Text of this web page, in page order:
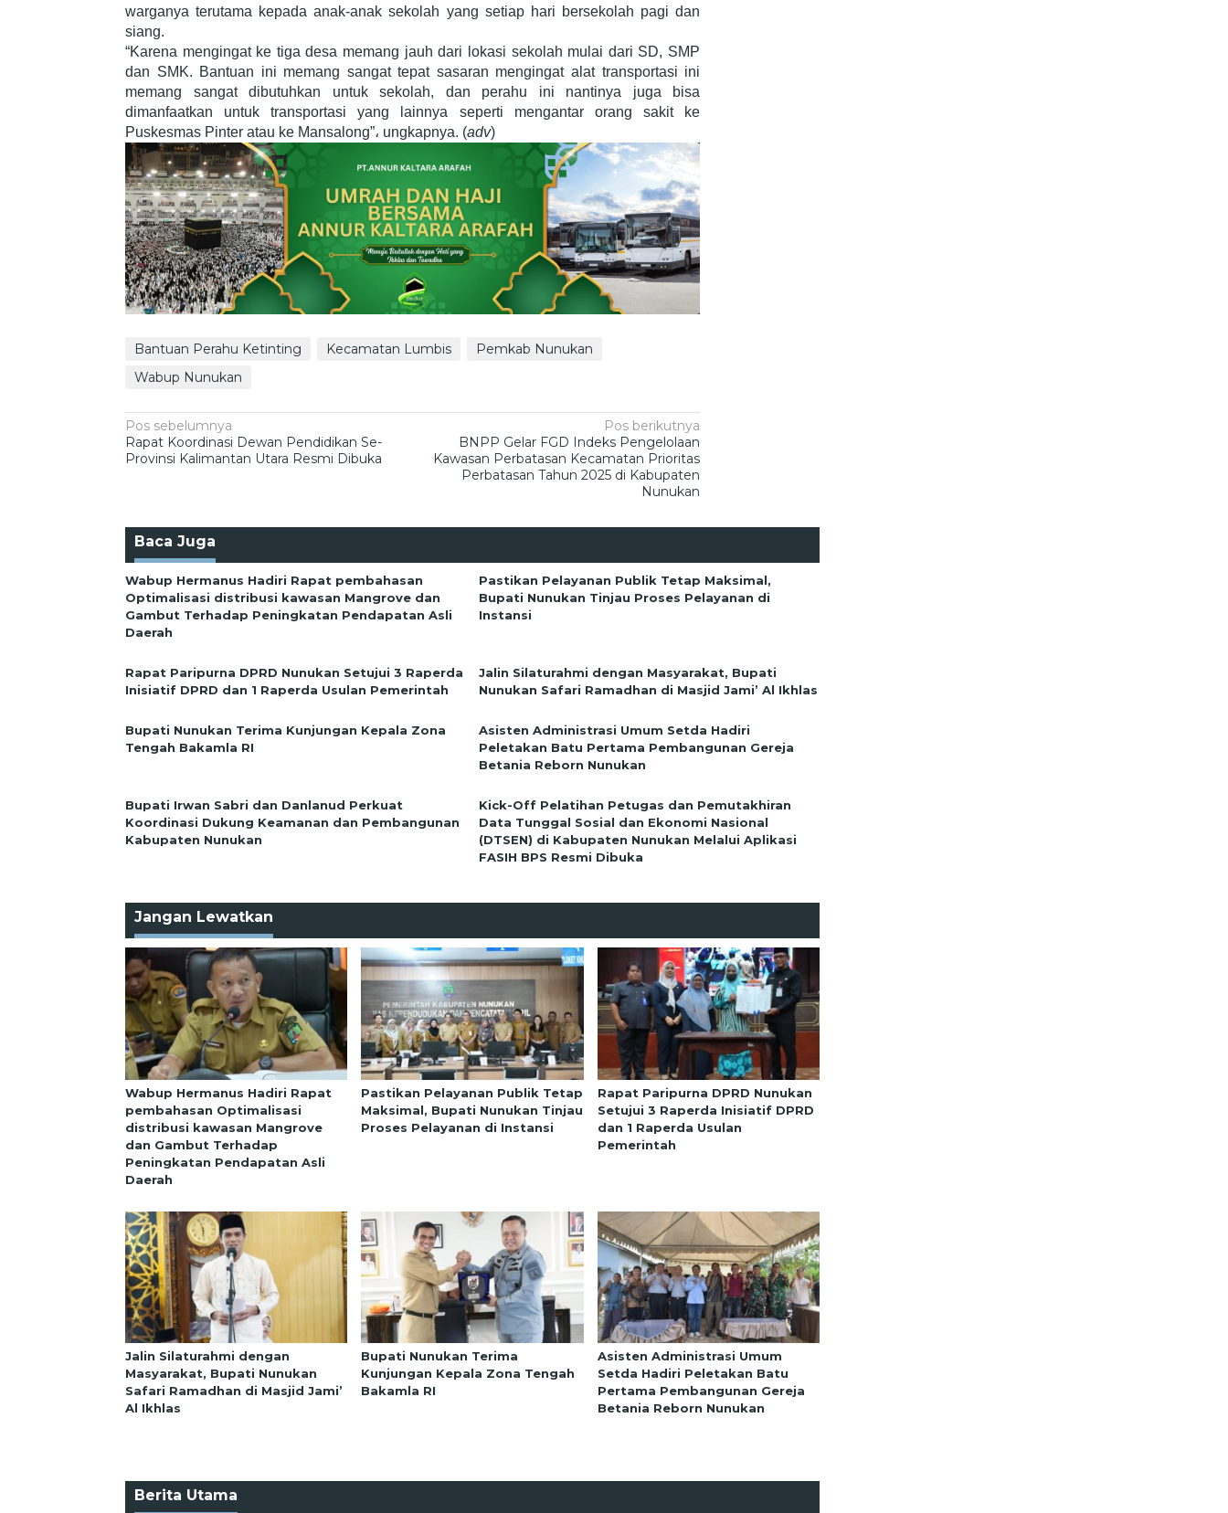
warganya terutama kepada anak-anak sekolah yang setiap hari bersekolah pagi dan
siang.
“Karena mengingat ke tiga desa memang jauh dari lokasi sekolah mulai dari SD, SMP
dan SMK. Bantuan ini memang sangat tepat sasaran mengingat alat transportasi ini
memang sangat dibutuhkan untuk sekolah, dan perahu ini nantinya juga bisa
dimanfaatkan untuk transportasi yang lainnya seperti mengantar orang sakit ke
Puskesmas Pinter atau ke Mansalong”، ungkapnya. (adv)
Bantuan Perahu Ketinting Kecamatan Lumbis
Pemkab Nunukan
Wabup Nunukan
Navigasi
pos
Pos sebelumnya
Rapat Koordinasi Dewan Pendidikan Se-
Provinsi Kalimantan Utara Resmi Dibuka
Pos berikutnya
BNPP Gelar FGD Indeks Pengelolaan
Kawasan Perbatasan Kecamatan Prioritas
Perbatasan Tahun 2025 di Kabupaten
Nunukan
Baca Juga
Wabup Hermanus Hadiri Rapat pembahasan
Optimalisasi distribusi kawasan Mangrove dan
Gambut Terhadap Peningkatan Pendapatan Asli
Daerah
Pastikan Pelayanan Publik Tetap Maksimal,
Bupati Nunukan Tinjau Proses Pelayanan di
Instansi
Rapat Paripurna DPRD Nunukan Setujui 3 Raperda
Inisiatif DPRD dan 1 Raperda Usulan Pemerintah
Jalin Silaturahmi dengan Masyarakat, Bupati
Nunukan Safari Ramadhan di Masjid Jami’ Al Ikhlas
Bupati Nunukan Terima Kunjungan Kepala Zona
Tengah Bakamla RI
Asisten Administrasi Umum Setda Hadiri
Peletakan Batu Pertama Pembangunan Gereja
Betania Reborn Nunukan
Bupati Irwan Sabri dan Danlanud Perkuat
Koordinasi Dukung Keamanan dan Pembangunan
Kabupaten Nunukan
Kick-Off Pelatihan Petugas dan Pemutakhiran
Data Tunggal Sosial dan Ekonomi Nasional
(DTSEN) di Kabupaten Nunukan Melalui Aplikasi
FASIH BPS Resmi Dibuka
Jangan Lewatkan
Wabup Hermanus Hadiri Rapat
pembahasan Optimalisasi
distribusi kawasan Mangrove
dan Gambut Terhadap
Peningkatan Pendapatan Asli
Daerah
Pastikan Pelayanan Publik Tetap
Maksimal, Bupati Nunukan Tinjau
Proses Pelayanan di Instansi
Rapat Paripurna DPRD Nunukan
Setujui 3 Raperda Inisiatif DPRD
dan 1 Raperda Usulan
Pemerintah
Jalin Silaturahmi dengan
Masyarakat, Bupati Nunukan
Safari Ramadhan di Masjid Jami’
Al Ikhlas
Bupati Nunukan Terima
Kunjungan Kepala Zona Tengah
Bakamla RI
Asisten Administrasi Umum
Setda Hadiri Peletakan Batu
Pertama Pembangunan Gereja
Betania Reborn Nunukan
Berita Utama